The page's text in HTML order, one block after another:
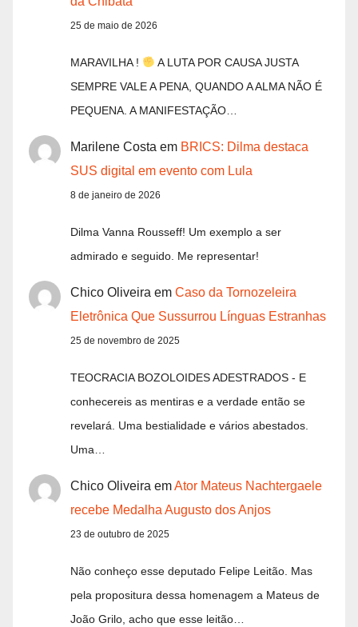
25 de maio de 2026
MARAVILHA !
A LUTA POR CAUSA JUSTA
SEMPRE VALE A PENA, QUANDO A ALMA NÃO É
PEQUENA. A MANIFESTAÇÃO…
Marilene Costa em BRICS: Dilma destaca
SUS digital em evento com Lula
8 de janeiro de 2026
Dilma Vanna Rousseff! Um exemplo a ser
admirado e seguido. Me representar!
Chico Oliveira em Caso da Tornozeleira
Eletrônica Que Sussurrou Línguas Estranhas
25 de novembro de 2025
TEOCRACIA BOZOLOIDES ADESTRADOS - E
conhecereis as mentiras e a verdade então se
revelará. Uma bestialidade e vários abestados.
Uma…
Chico Oliveira emAtor Mateus Nachtergaele
recebe Medalha Augusto dos Anjos
23 de outubro de 2025
Não conheço esse deputado Felipe Leitão. Mas
pela propositura dessa homenagem a Mateus de
João Grilo, acho que esse leitão…